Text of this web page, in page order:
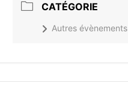
CATÉGORIE
Autres évènements